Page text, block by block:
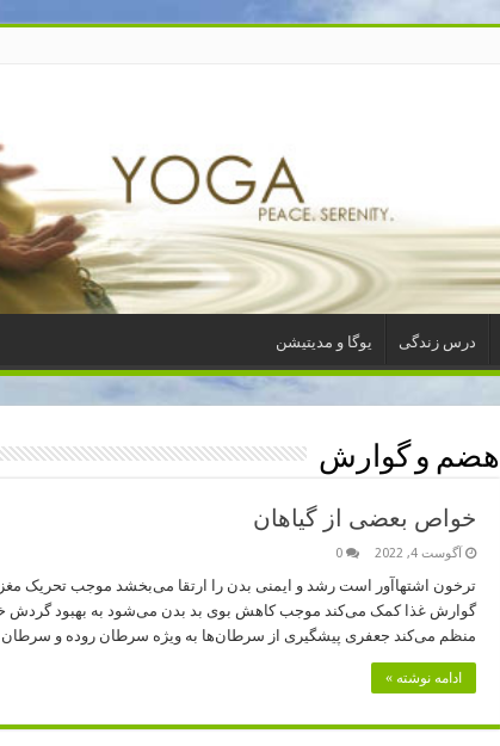
درس زندگی یوگا و مدیتیشن
هضم و گوارش
خواص بعضی از گیاهان
آگوست 4, 2022 0
ترخون اشتهاآور است رشد و ایمنی بدن را ارتقا می‌بخشد موجب تحریک
گوارش غذا کمک می‌کند موجب کاهش بوی بد بدن می‌شود به بهبود گردش
منظم می‌کند جعفری پیشگیری از سرطان‌ها به ویژه سرطان روده و
ادامه نوشته »